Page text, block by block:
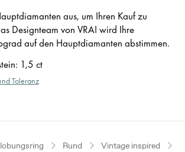
aus, um Ihren Kauf zu
Designteam von VRAI wird Ihre
auf den Hauptdiamanten abstimmen.
: 1,5 ct
Toleranz
Rund Vintage inspired